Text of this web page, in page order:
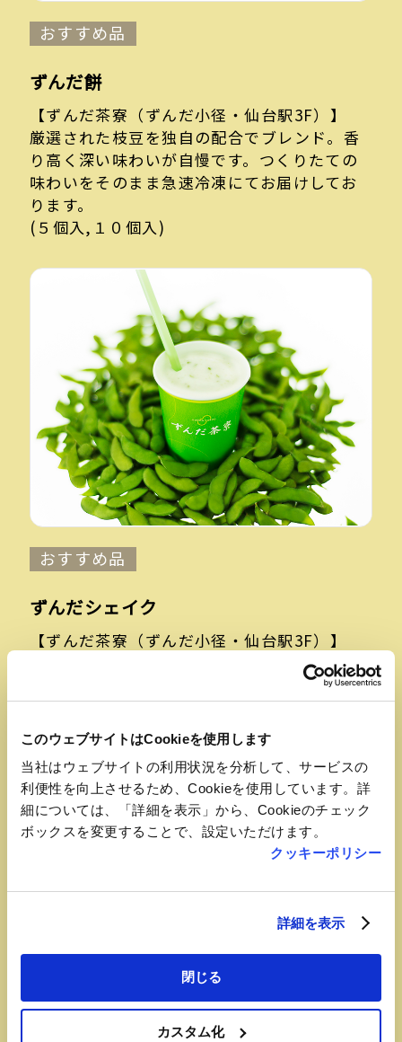
このウェブサイトはCookieを使用します
当社はウェブサイトの利用状況を分析して、サービスの
利便性を向上させるため、Cookieを使用しています。詳
細については、「詳細を表示」から、Cookieのチェック
ボックスを変更することで、設定いただけます。
クッキーポリシー
詳細を表示
閉じる
カスタム化
おすすめ品
ずんだ餅
【ずんだ茶寮（ずんだ小径・仙台駅3F）】
厳選された枝豆を独自の配合でブレンド。香
り高く深い味わいが自慢です。つくりたての
味わいをそのまま急速冷凍にてお届けしてお
ります。
(５個入,１０個入)
おすすめ品
ずんだシェイク
【ずんだ茶寮（ずんだ小径・仙台駅3F）】
バニラテイストのシェイクに特製のずんだを
ブレンド。つぶつぶ感も楽しい、オリジナル
のシェイクです。店頭で、つくりたてのおい
しさをお楽しみください。